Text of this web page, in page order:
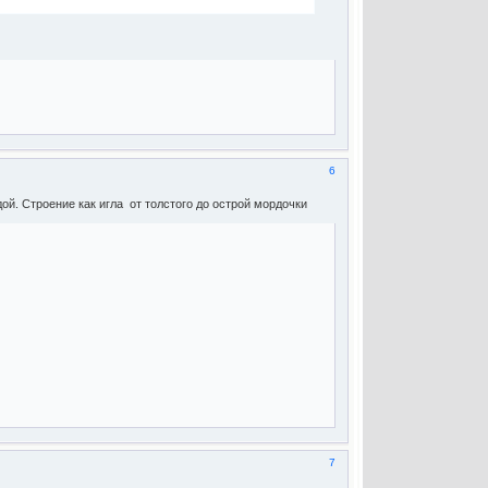
6
Строение как игла от толстого до острой мордочки
7